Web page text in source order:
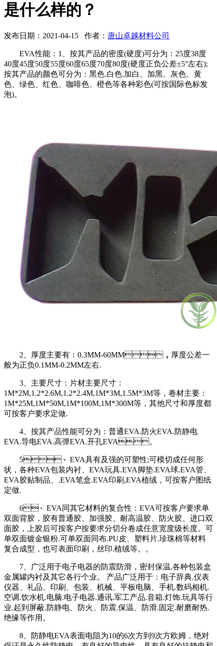
是什么样的？
发布日期：2021-04-15 作者： 唐山卓越材料公司
EVA性能：1、按其产品的密度(硬度)可分为：25度38度
40度45度50度55度60度65度70度80度(硬度正负公差±5°左右);
按其产品的颜色可分为：黑色.白色.加白、加黑、灰色、黄
色、绿色、红色、咖啡色、橙色等各种彩色(可按国际色标发
泡)。
2、厚度主要有：0.3MM-60MM，厚度公差一
般为正负0.1MM-0.2MM左右.
3、主要尺寸：片材主要尺寸：
1M*2M,1.2*2.6M,1.2*2.4M,1M*3M,1.5M*3M等，卷材主要：
1M*25M,1M*50M,1M*100M,1M*300M等，其他尺寸和厚度都
可按客户要求定做.
4、按其产品性能可分为：普通EVA.防火EVA.防静电
EVA.导电EVA.高弹EVA.开孔EVA。
5、EVA具有及强的可塑性;可模切成任何形
状，各种EVA包装内衬、EVA玩具.EVA脚垫.EVA球.EVA管、
EVA胶贴制品、.EVA笔盒.EVA印刷,EVA植绒，可按客户图纸
定做.
6、EVA同其它材料的复合性：EVA可按客户要求单
双面背胶，胶有普通胶、加强胶、耐高温胶、防火胶、进口双
面胶，上胶后可按客户按要求分切分卷成任意宽度级长度。可
单双面镀金银粉.可单双面同布.PU皮、塑料片.珍珠棉等材料
复合成型，也可表面印刷，丝印.植绒等。。
7、广泛用于电子电器的防震防滑，密封保温,各种包装盒
金属罐内衬及其它各行个业。 产品广泛用于：电子辞典.仪表
仪器、礼品、印刷、包装、机械、平板电脑、手机.数码相机.
空调.饮水机.电脑.电子电器.通讯.军工产品.音箱.灯饰.玩具等行
业.起到屏蔽.防静电、防火、防震.保温、防滑.固定.耐磨耐热.
绝缘等作用。
8、防静电EVA表面电阻为10的6次方到9次方欧姆，绝对